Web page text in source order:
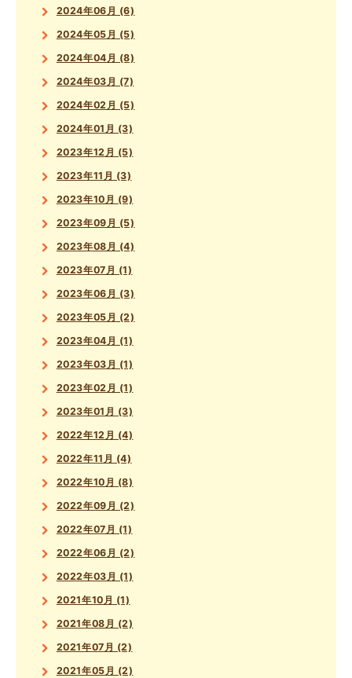
2024年06月 (6)
2024年05月 (5)
2024年04月 (8)
2024年03月 (7)
2024年02月 (5)
2024年01月 (3)
2023年12月 (5)
2023年11月 (3)
2023年10月 (9)
2023年09月 (5)
2023年08月 (4)
2023年07月 (1)
2023年06月 (3)
2023年05月 (2)
2023年04月 (1)
2023年03月 (1)
2023年02月 (1)
2023年01月 (3)
2022年12月 (4)
2022年11月 (4)
2022年10月 (8)
2022年09月 (2)
2022年07月 (1)
2022年06月 (2)
2022年03月 (1)
2021年10月 (1)
2021年08月 (2)
2021年07月 (2)
2021年05月 (2)